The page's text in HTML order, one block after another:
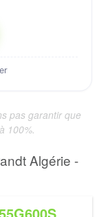
pas garantir que
100%.
Algérie -